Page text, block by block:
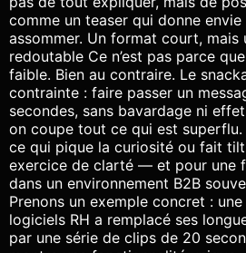
comme un teaser qui donne envie
assommer. Un format court,
redoutable Ce n’est pas parce
faible. Bien au contraire. Le
contrainte : faire passer un
secondes, sans bavardage ni
on coupe tout ce qui est superflu.
ce qui pique la curiosité ou fait
exercice de clarté — et pour une
dans un environnement B2B
Prenons un exemple concret :
logiciels RH a remplacé ses
par une série de clips de 20